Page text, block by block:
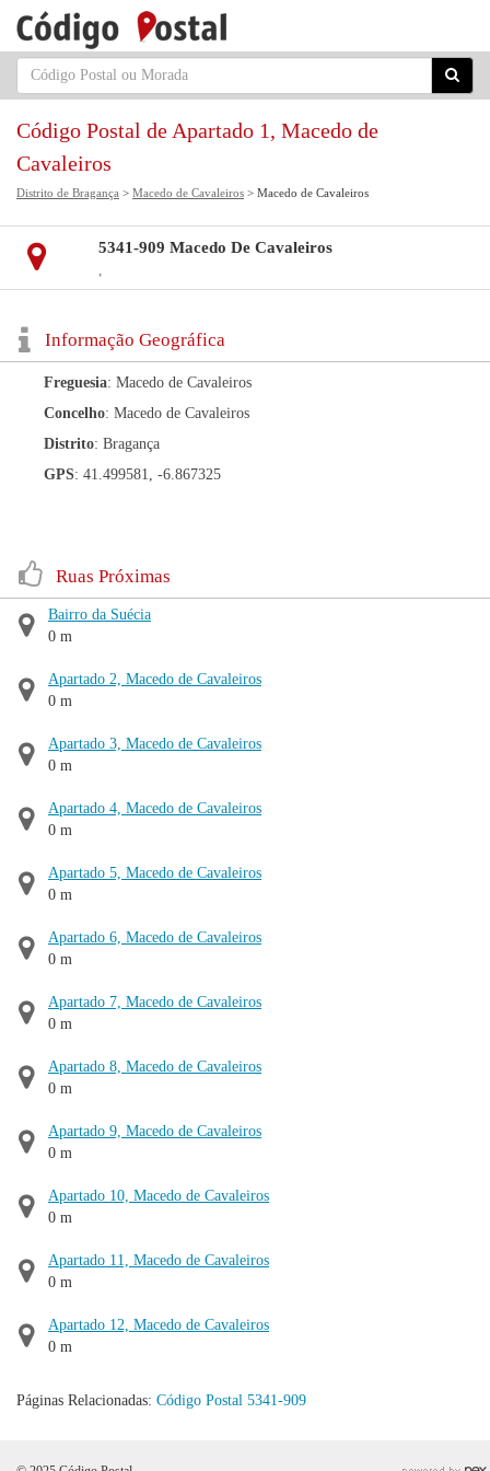
Código Postal de Apartado 1, Macedo de
Cavaleiros
Distrito de Bragança > Macedo de Cavaleiros > Macedo de Cavaleiros
5341-909 Macedo De Cavaleiros
,
Informação Geográfica
Freguesia: Macedo de Cavaleiros
Concelho: Macedo de Cavaleiros
Distrito: Bragança
GPS: 41.499581, -6.867325
Ruas Próximas
Bairro da Suécia
0 m
Apartado 2, Macedo de Cavaleiros
0 m
Apartado 3, Macedo de Cavaleiros
0 m
Apartado 4, Macedo de Cavaleiros
0 m
Apartado 5, Macedo de Cavaleiros
0 m
Apartado 6, Macedo de Cavaleiros
0 m
Apartado 7, Macedo de Cavaleiros
0 m
Apartado 8, Macedo de Cavaleiros
0 m
Apartado 9, Macedo de Cavaleiros
0 m
Apartado 10, Macedo de Cavaleiros
0 m
Apartado 11, Macedo de Cavaleiros
0 m
Apartado 12, Macedo de Cavaleiros
0 m
Páginas Relacionadas: Código Postal 5341-909